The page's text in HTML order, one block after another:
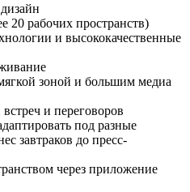
20 рабочих пространств)
и высококачественные
зоной и большим медиа
и переговоров
под разные
завтраков до пресс-
через приложение